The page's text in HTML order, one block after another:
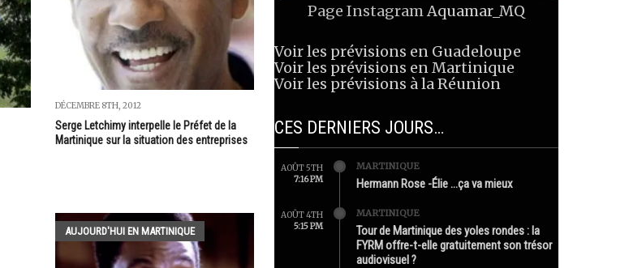
DÉCEMBRE 8TH, 2012
Serge Letchimy interpelle le Préfet de la
Martinique sur la situation des entreprises
AUJOURD'HUI EN MARTINIQUE
Page InstagramAquamar_MQ
Voir les prévisions en Guadeloupe
Voir les prévisions en Martinique
Voir les prévisions à la Réunion
CES DERNIERS JOURS…
AOÛT 5TH
7:16 PM
MARTINIQUE
Hermann Rose -Élie …ça va mieux
AOÛT 4TH
5:15 PM
MARTINIQUE
Tour de Martinique des yoles rondes : la
FYRM offre-t-elle gratuitement son trésor
audiovisuel ?